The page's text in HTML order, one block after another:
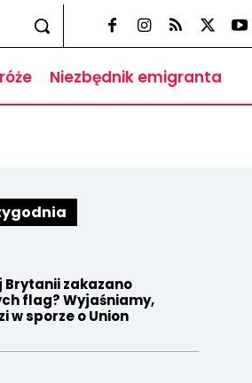
Niezbędnik emigranta
Brytanii zakazano
flag? Wyjaśniamy,
w sporze o Union